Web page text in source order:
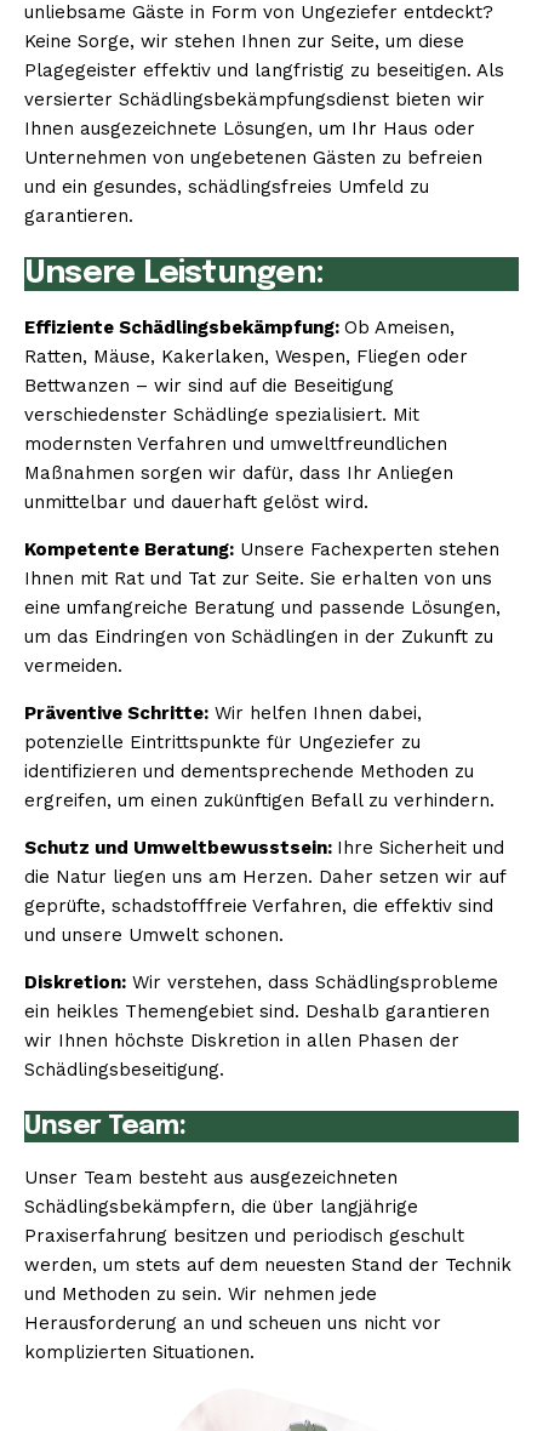
unliebsame Gäste in Form von Ungeziefer entdeckt?
Keine Sorge, wir stehen Ihnen zur Seite, um diese
Plagegeister effektiv und langfristig zu beseitigen. Als
versierter Schädlingsbekämpfungsdienst bieten wir
Ihnen ausgezeichnete Lösungen, um Ihr Haus oder
Unternehmen von ungebetenen Gästen zu befreien
und ein gesundes, schädlingsfreies Umfeld zu
garantieren.
Unsere Leistungen:
Effiziente Schädlingsbekämpfung: Ob Ameisen,
Ratten, Mäuse, Kakerlaken, Wespen, Fliegen oder
Bettwanzen – wir sind auf die Beseitigung
verschiedenster Schädlinge spezialisiert. Mit
modernsten Verfahren und umweltfreundlichen
Maßnahmen sorgen wir dafür, dass Ihr Anliegen
unmittelbar und dauerhaft gelöst wird.
Kompetente Beratung: Unsere Fachexperten stehen
Ihnen mit Rat und Tat zur Seite. Sie erhalten von uns
eine umfangreiche Beratung und passende Lösungen,
um das Eindringen von Schädlingen in der Zukunft zu
vermeiden.
Präventive Schritte: Wir helfen Ihnen dabei,
potenzielle Eintrittspunkte für Ungeziefer zu
identifizieren und dementsprechende Methoden zu
ergreifen, um einen zukünftigen Befall zu verhindern.
Schutz und Umweltbewusstsein: Ihre Sicherheit und
die Natur liegen uns am Herzen. Daher setzen wir auf
geprüfte, schadstofffreie Verfahren, die effektiv sind
und unsere Umwelt schonen.
Diskretion: Wir verstehen, dass Schädlingsprobleme
ein heikles Themengebiet sind. Deshalb garantieren
wir Ihnen höchste Diskretion in allen Phasen der
Schädlingsbeseitigung.
Unser Team:
Unser Team besteht aus ausgezeichneten
Schädlingsbekämpfern, die über langjährige
Praxiserfahrung besitzen und periodisch geschult
werden, um stets auf dem neuesten Stand der Technik
und Methoden zu sein. Wir nehmen jede
Herausforderung an und scheuen uns nicht vor
komplizierten Situationen.